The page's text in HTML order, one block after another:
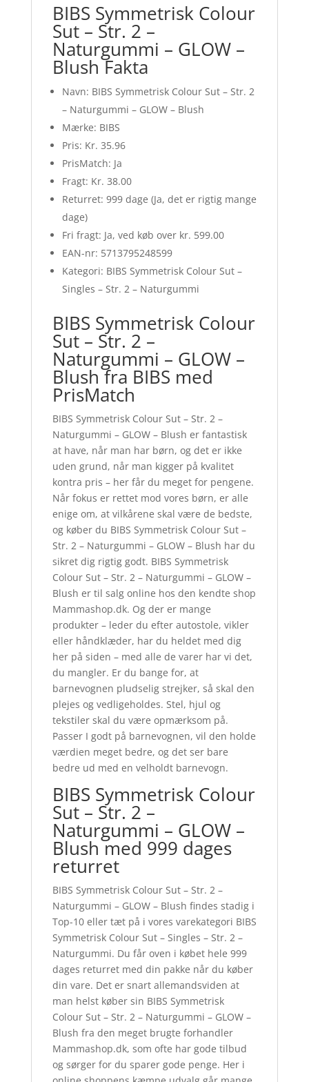
BIBS Symmetrisk Colour
Sut – Str. 2 –
Naturgummi – GLOW –
Blush Fakta
Navn: BIBS Symmetrisk Colour Sut – Str. 2
– Naturgummi – GLOW – Blush
Mærke: BIBS
Pris: Kr. 35.96
PrisMatch: Ja
Fragt: Kr. 38.00
Returret: 999 dage (Ja, det er rigtig mange
dage)
Fri fragt: Ja, ved køb over kr. 599.00
EAN-nr: 5713795248599
Kategori: BIBS Symmetrisk Colour Sut –
Singles – Str. 2 – Naturgummi
BIBS Symmetrisk Colour
Sut – Str. 2 –
Naturgummi – GLOW –
Blush fra BIBS med
PrisMatch
BIBS Symmetrisk Colour Sut – Str. 2 –
Naturgummi – GLOW – Blush er fantastisk
at have, når man har børn, og det er ikke
uden grund, når man kigger på kvalitet
kontra pris – her får du meget for pengene.
Når fokus er rettet mod vores børn, er alle
enige om, at vilkårene skal være de bedste,
og køber du BIBS Symmetrisk Colour Sut –
Str. 2 – Naturgummi – GLOW – Blush har du
sikret dig rigtig godt. BIBS Symmetrisk
Colour Sut – Str. 2 – Naturgummi – GLOW –
Blush er til salg online hos den kendte shop
Mammashop.dk. Og der er mange
produkter – leder du efter autostole, vikler
eller håndklæder, har du heldet med dig
her på siden – med alle de varer har vi det,
du mangler. Er du bange for, at
barnevognen pludselig strejker, så skal den
plejes og vedligeholdes. Stel, hjul og
tekstiler skal du være opmærksom på.
Passer I godt på barnevognen, vil den holde
værdien meget bedre, og det ser bare
bedre ud med en velholdt barnevogn.
BIBS Symmetrisk Colour
Sut – Str. 2 –
Naturgummi – GLOW –
Blush med 999 dages
returret
BIBS Symmetrisk Colour Sut – Str. 2 –
Naturgummi – GLOW – Blush findes stadig i
Top-10 eller tæt på i vores varekategori BIBS
Symmetrisk Colour Sut – Singles – Str. 2 –
Naturgummi. Du får oven i købet hele 999
dages returret med din pakke når du køber
din vare. Det er snart allemandsviden at
man helst køber sin BIBS Symmetrisk
Colour Sut – Str. 2 – Naturgummi – GLOW –
Blush fra den meget brugte forhandler
Mammashop.dk, som ofte har gode tilbud
og sørger for du sparer gode penge. Her i